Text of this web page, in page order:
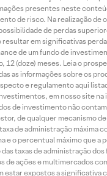
presentes neste
de risco. Na realização de
de perdas
em significativas
de um fundo de
12 (doze) meses. Leia o
as informações sobre os
e regulamento aqui
em nosso site
de investimento não
de qualquer mecanismo
de administração máxima
e o percentual máximo que a
taxas de administração
de ações e multimercados
estar expostos a significativa